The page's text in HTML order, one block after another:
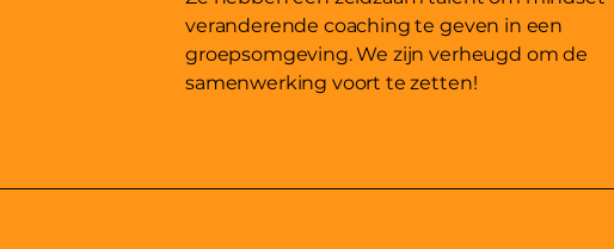
veranderende coaching te geven in een
groepsomgeving. We zijn verheugd om de
samenwerking voort te zetten!